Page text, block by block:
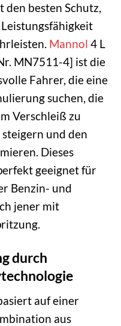
besten Schutz,
Mannol 4 L
MN7511-4] ist die
Fahrer, die eine
suchen, die
Verschleiß zu
und den
Dieses
geeignet für
Benzin- und
jener mit
durch
auf einer
aus